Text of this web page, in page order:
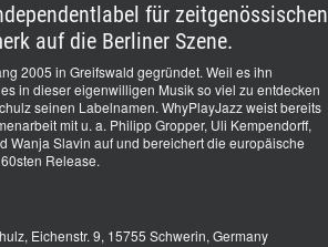
für zeitgenössischen
auf die Berliner Szene.
2005 in Greifswald gegründet. Weil es ihn
in dieser eigenwilligen Musik so viel zu entdecken
seinen Labelnamen. WhyPlayJazz weist bereits
mit u. a. Philipp Gropper, Uli Kempendorff,
Wanja Slavin auf und bereichert die europäische
Release.
Eichenstr. 9, 15755 Schwerin, Germany